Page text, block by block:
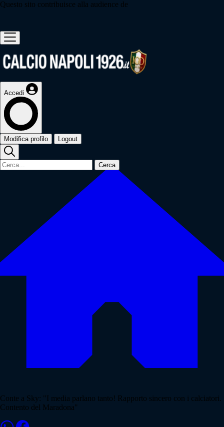
Questo sito contribuisce alla audience de
Accedi
Modifica profilo Logout
Cerca
Conte a Sky: "I media parlano tanto! Rapporto sincero con i calciatori.
Contento del Maradona"